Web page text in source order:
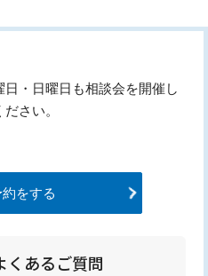
・日曜日も相談会を開催し
さい。
をする
くあるご質問